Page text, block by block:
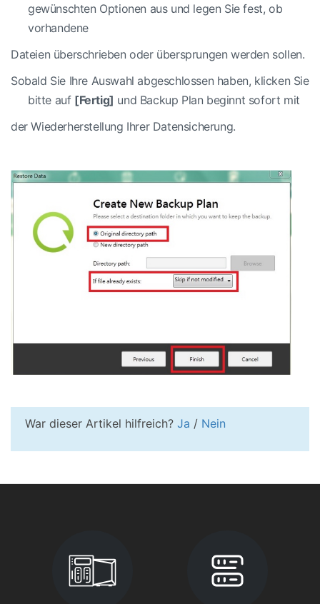
gewünschten Optionen aus und legen Sie fest, ob
vorhandene
Dateien überschrieben oder übersprungen werden sollen.
Sobald Sie Ihre Auswahl abgeschlossen haben, klicken Sie
bitte auf [Fertig] und Backup Plan beginnt sofort mit
der Wiederherstellung Ihrer Datensicherung.
War dieser Artikel hilfreich? Ja / Nein